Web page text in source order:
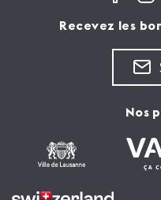
Recevez les
Nos